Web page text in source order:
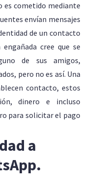
es cometido mediante
envían mensajes
de un contacto
cree que se
de sus amigos,
pero no es así. Una
contacto, estos
dinero e incluso
para solicitar el pago
a